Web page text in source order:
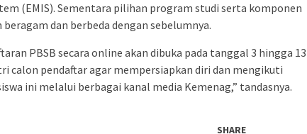
(EMIS). Sementara pilihan program studi serta komponen
dan berbeda dengan sebelumnya.
PBSB secara online akan dibuka pada tanggal 3 hingga 13
calon pendaftar agar mempersiapkan diri dan mengikuti
ini melalui berbagai kanal media Kemenag,” tandasnya.
SHARE